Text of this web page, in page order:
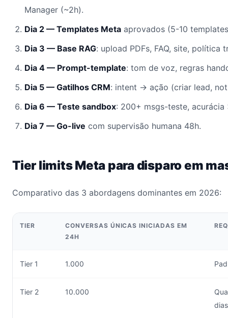
Manager (~2h).
Dia 2 — Templates Meta aprovados (5-10
Dia 3 — Base RAG: upload PDFs, FAQ, site, política
Dia 4 — Prompt-template: tom de voz, regras
Dia 5 — Gatilhos CRM: intent → ação (criar lead,
Dia 6 — Teste sandbox: 200+ msgs-teste, acurácia
Dia 7 — Go-live com supervisão humana 48h.
Tier limits Meta para disparo em
Comparativo das 3 abordagens dominantes em 2026:
TIER
CONVERSAS ÚNICAS INICIADAS EM
24H
Tier 1 1.000
Tier 2 10.000
dias